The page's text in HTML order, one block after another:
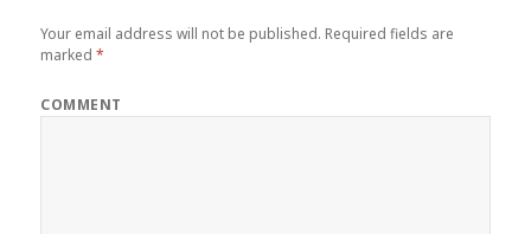
Your email address will not be published. Required fields are
marked*
COMMENT